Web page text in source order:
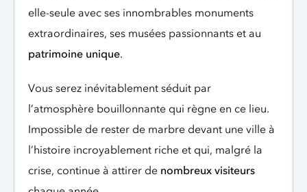
elle-seule avec ses innombrables monuments
extraordinaires, ses musées passionnants et au
patrimoine unique.
Vous serez inévitablement séduit par
l’atmosphère bouillonnante qui règne en ce lieu.
Impossible de rester de marbre devant une ville à
l’histoire incroyablement riche et qui, malgré la
crise, continue à attirer de nombreux visiteurs